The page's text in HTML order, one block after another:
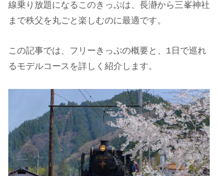
線乗り放題になるこのきっぷは、長瀞から三峯神社
まで秩父を丸ごと楽しむのに最適です。
この記事では、フリーきっぷの概要と、1日で巡れ
るモデルコースを詳しく紹介します。